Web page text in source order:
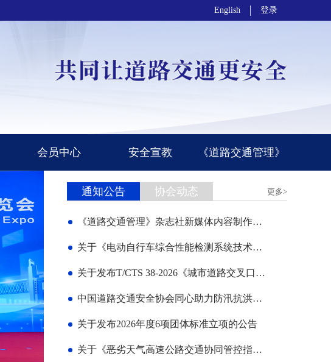
English 登录
会员中心 安全宣教 《道路交通管理》
通知公告 协会动态 更多>
《道路交通管理》杂志社新媒体内容制作与运营服务项目招标公告
关于《电动自行车综合性能检测系统技术规范》团体标准征求意见的通知
关于发布T/CTS 38-2026《城市道路交叉口可变导向车道设置应用指南》团体标准的公告
中国道路交通安全协会同心助力防汛抗洪救灾倡议书
关于发布2026年度6项团体标准立项的公告
关于《恶劣天气高速公路交通协同管控指南》《机动车驾驶人安全文明驾驶评价指南》2项团体标准征求意见的通知